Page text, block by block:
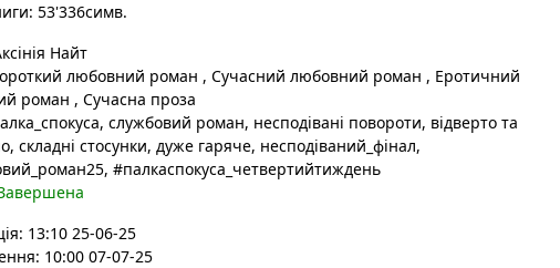
53'336симв.
Найт
любовний роман , Сучасний любовний роман , Еротичний
роман , Сучасна проза
, службовий роман, несподівані повороти, відверто та
, складні стосунки, дуже гаряче, несподіваний_фінал,
, #палкаспокуса_четвертийтиждень
13:10 25-06-25
10:00 07-07-25